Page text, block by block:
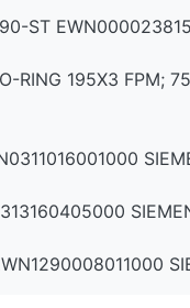
ST
RING 195X3 FPM;